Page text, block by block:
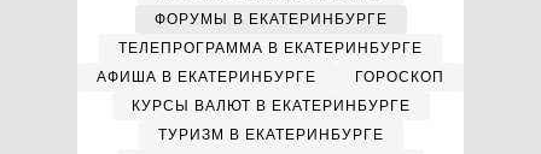
ФОРУМЫ В ЕКАТЕРИНБУРГЕ
ТЕЛЕПРОГРАММА В ЕКАТЕРИНБУРГЕ
АФИША В ЕКАТЕРИНБУРГЕ
ГОРОСКОП
КУРСЫ ВАЛЮТ В ЕКАТЕРИНБУРГЕ
ТУРИЗМ В ЕКАТЕРИНБУРГЕ